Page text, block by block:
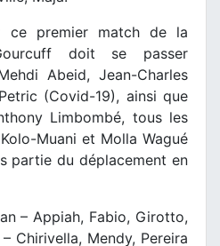
ce premier match de la
doit se passer
Abeid, Jean-Charles
(Covid-19), ainsi que
Limbombé, tous les
Muani et Molla Wagué
partie du déplacement en
– Appiah, Fabio, Girotto,
Chirivella, Mendy, Pereira